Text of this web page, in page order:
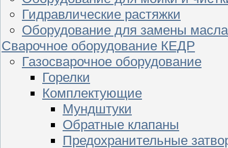
Гидравлические растяжки
Оборудование для замены масла
Сварочное оборудование КЕДР
Газосварочное оборудование
Горелки
Комплектующие
Мундштуки
Обратные клапаны
Предохранительные